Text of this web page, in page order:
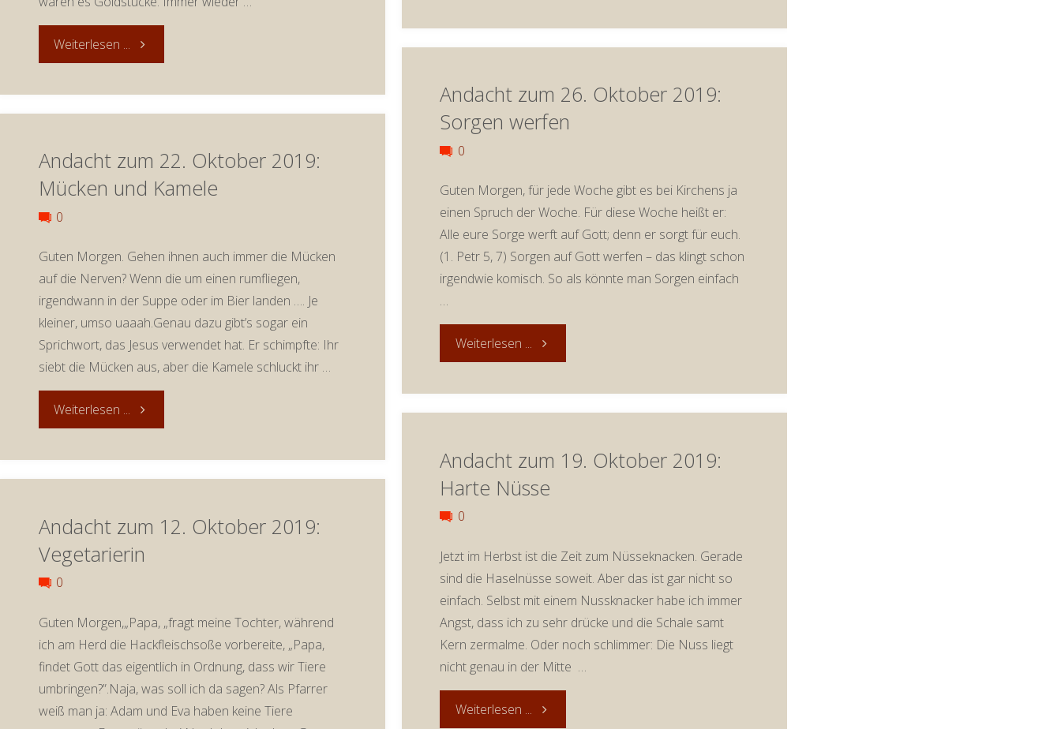
(Andachtenreihe
„Kastanien“)" 31.
Oktober
2019:
und
Kastanien
(Andachtenreihe
Weiterlesen ... "Andacht
28.
Oktober
2019:
sammeln
(Andachtenreihe
„Kastanien“)"
Andacht zum 26. Oktober 2019:
Sorgen werfen
0
Guten Morgen, für jede Woche gibt es bei Kirchens ja
einen Spruch der Woche. Für diese Woche heißt er:
Alle eure Sorge werft auf Gott; denn er sorgt für euch.
(1. Petr 5, 7) Sorgen auf Gott werfen – das klingt schon
irgendwie komisch. So als könnte man Sorgen einfach
…
Weiterlesen ..."Andacht
26.
Oktober
2019:
Andacht zum 22. Oktober 2019:
Mücken und Kamele
0
Guten Morgen. Gehen ihnen auch immer die Mücken
auf die Nerven? Wenn die um einen rumfliegen,
irgendwann in der Suppe oder im Bier landen …. Je
kleiner, umso uaaah.Genau dazu gibt’s sogar ein
Sprichwort, das Jesus verwendet hat. Er schimpfte: Ihr
siebt die Mücken aus, aber die Kamele schluckt ihr …
Weiterlesen ... "Andacht
22.
Oktober
2019:
und
Kamele"
Andacht zum 19. Oktober 2019:
Harte Nüsse
0
Jetzt im Herbst ist die Zeit zum Nüsseknacken. Gerade
sind die Haselnüsse soweit. Aber das ist gar nicht so
einfach. Selbst mit einem Nussknacker habe ich immer
Angst, dass ich zu sehr drücke und die Schale samt
Kern zermalme. Oder noch schlimmer: Die Nuss liegt
nicht genau in der Mitte …
Weiterlesen ... "Andacht
Andacht zum 12. Oktober 2019:
Vegetarierin
0
Guten Morgen,„Papa, „fragt meine Tochter, während
ich am Herd die Hackfleischsoße vorbereite, „Papa,
findet Gott das eigentlich in Ordnung, dass wir Tiere
umbringen?”.Naja, was soll ich da sagen? Als Pfarrer
weiß man ja: Adam und Eva haben keine Tiere